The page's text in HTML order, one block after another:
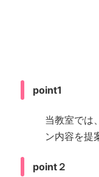
point1
当教室では
ン内容を提
point２